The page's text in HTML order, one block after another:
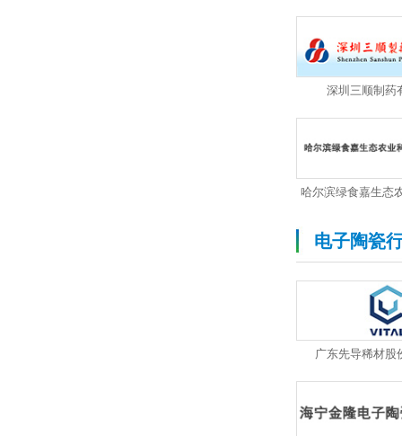
深圳三顺制药
电子陶瓷
广东先导稀材股